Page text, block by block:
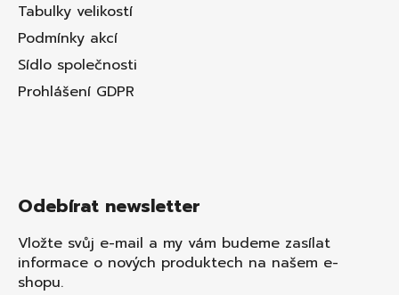
Tabulky velikostí
Podmínky akcí
Sídlo společnosti
Prohlášení GDPR
Odebírat newsletter
Vložte svůj e-mail a my vám budeme zasílat
informace o nových produktech na našem e-
shopu.